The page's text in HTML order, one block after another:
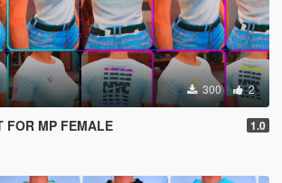
300 2
FOR MP FEMALE 1.0